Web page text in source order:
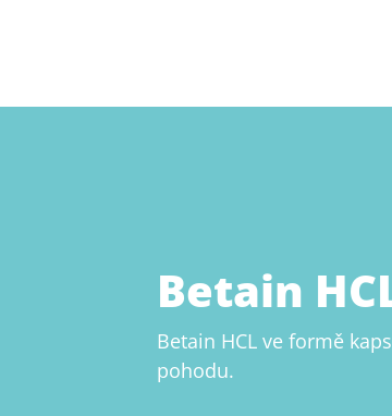
Betain
Betain HCL ve formě
pohodu.